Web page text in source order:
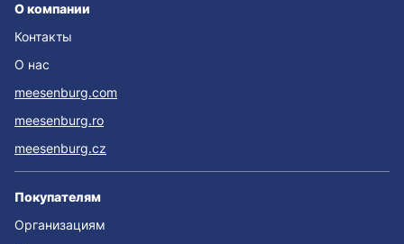
О компании
Контакты
О нас
meesenburg.com
meesenburg.ro
meesenburg.cz
Покупателям
Организациям